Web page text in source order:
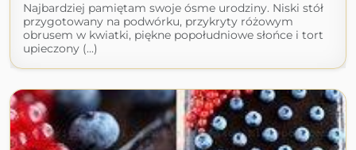
Najbardziej pamiętam swoje ósme urodziny. Niski stół
przygotowany na podwórku, przykryty różowym
obrusem w kwiatki, piękne popołudniowe słońce i tort
upieczony (...)